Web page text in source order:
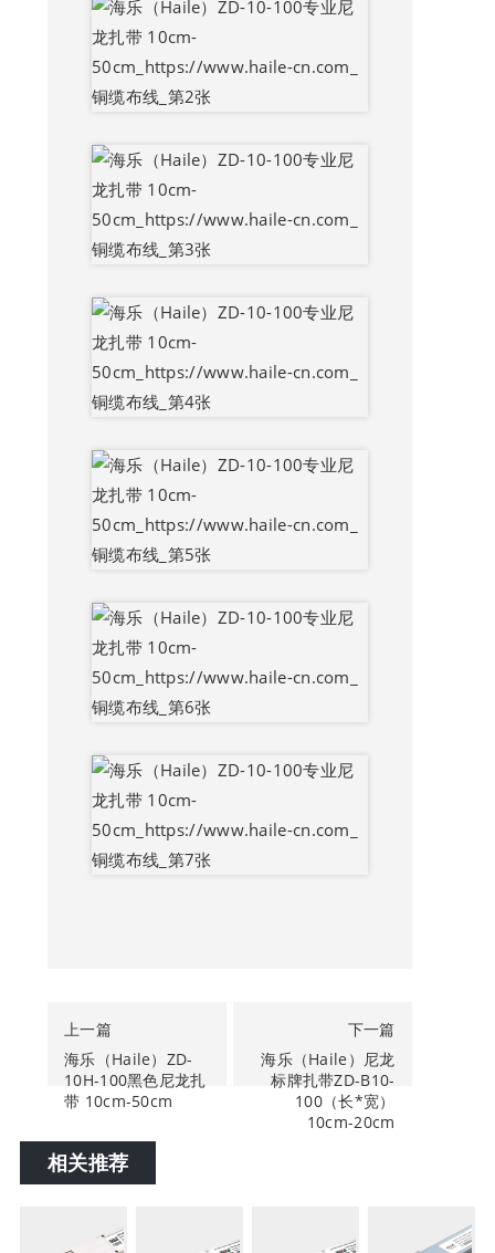
上一篇
海乐（Haile）ZD-
10H-100黑色尼龙扎
带 10cm-50cm
下一篇
海乐（Haile）尼龙
标牌扎带ZD-B10-
100（长*宽）
10cm-20cm
相关推荐